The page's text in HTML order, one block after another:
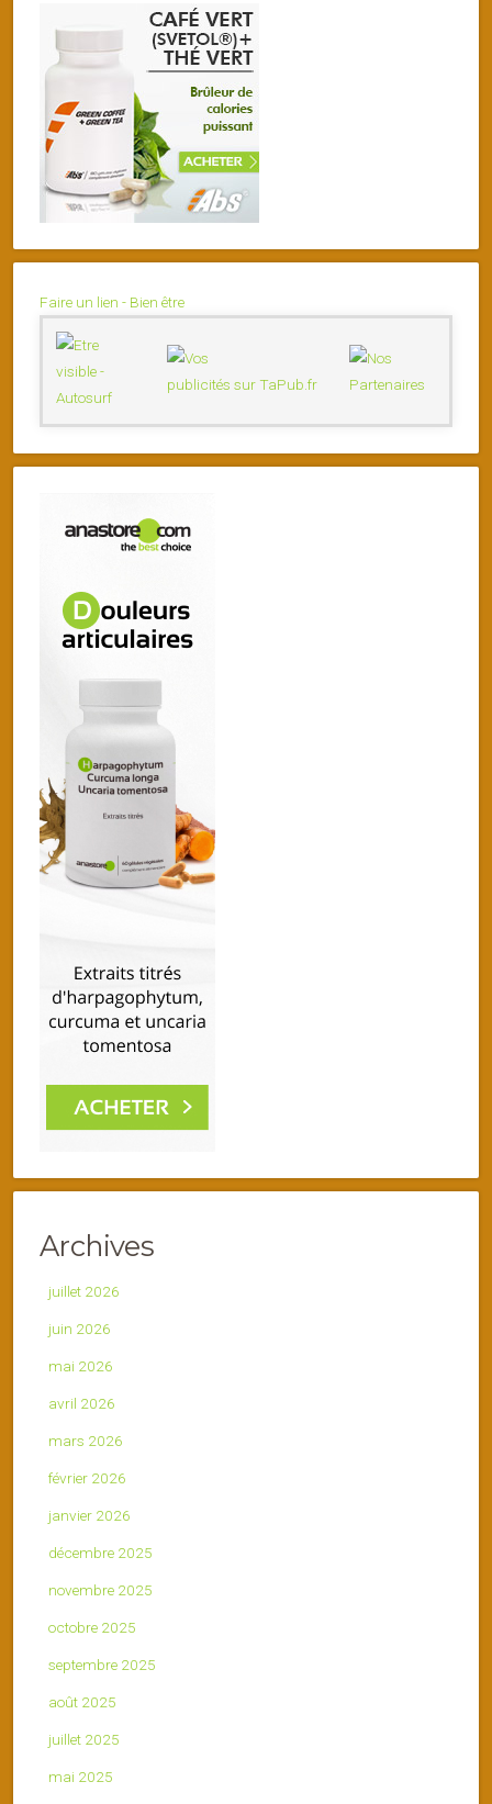
Faire un lien - Bien être
Archives
juillet 2026
juin 2026
mai 2026
avril 2026
mars 2026
février 2026
janvier 2026
décembre 2025
novembre 2025
octobre 2025
septembre 2025
août 2025
juillet 2025
mai 2025